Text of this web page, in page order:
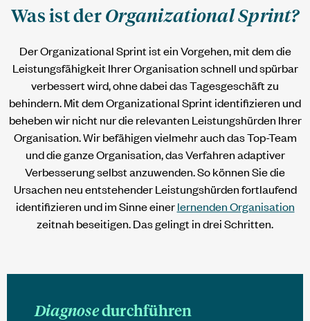
Was ist derOrganizational Sprint?
Der Organizational Sprint ist ein Vorgehen, mit dem die
Leistungsfähigkeit Ihrer Organisation schnell und spürbar
verbessert wird, ohne dabei das Tagesgeschäft zu
behindern. Mit dem Organizational Sprint identifizieren und
beheben wir nicht nur die relevanten Leistungshürden Ihrer
Organisation. Wir befähigen vielmehr auch das Top-Team
und die ganze Organisation, das Verfahren adaptiver
Verbesserung selbst anzuwenden. So können Sie die
Ursachen neu entstehender Leistungshürden fortlaufend
identifizieren und im Sinne einerlernenden Organisation
zeitnah beseitigen. Das gelingt in drei Schritten.
Diagnosedurchführen